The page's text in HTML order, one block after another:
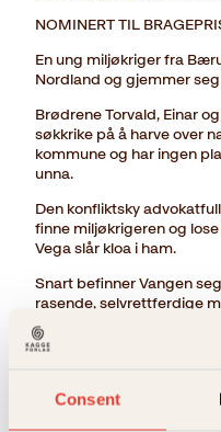
Consent
NOMINERT TIL
En ung miljøkriger fra
Nordland og gjemmer
Brødrene Torvald, Einar
søkkrike på å harve over
kommune og har ingen
unna.
Den konfliktsky
finne miljøkrigeren og
Vega slår kloa i ham.
Snart befinner Vangen
rasende, selvrettferdige
lakseoppdrettere.
I kulissene lurer en